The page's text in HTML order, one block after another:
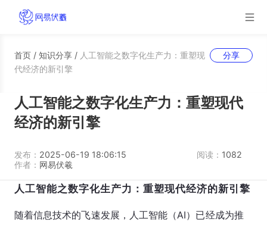
首页 / 知识分享 / 人工智能之数字化生产力：重塑现
代经济的新引擎
分享
人工智能之数字化生产力：重塑现代
经济的新引擎
发布： 2025-06-19 18:06:15 阅读： 1082
作者： 网易伏羲
人工智能之数字化生产力：重塑现代经济的新引擎
随着信息技术的飞速发展，人工智能（AI）已经成为推